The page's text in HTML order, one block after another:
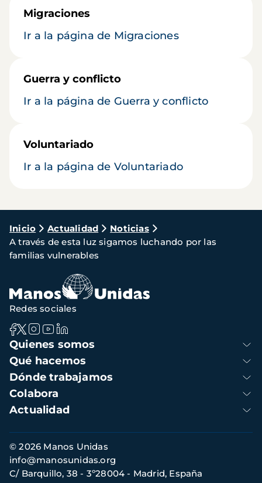
Migraciones
Ir a la página de Migraciones
Guerra y conflicto
Ir a la página de Guerra y conflicto
Voluntariado
Ir a la página de Voluntariado
Ruta
de
navegación
Inicio Actualidad
Noticias
A través de esta luz sigamos luchando por las
familias vulnerables
Navegación
principal
Quienes somos
Qué hacemos
Dónde trabajamos
Colabora
Actualidad
Redes sociales
Información
de
contacto
© 2026 Manos Unidas
C/ Barquillo, 38 - 3º28004 - Madrid, España
info@manosunidas.org